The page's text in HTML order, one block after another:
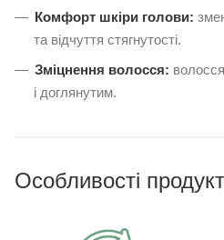
Комфорт шкіри голови:
та відчуття стягнутості.
Зміцнення волосся:
і доглянутим.
Особливості